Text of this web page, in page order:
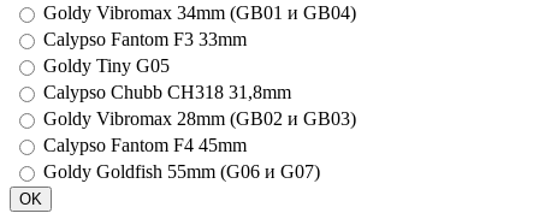
Goldy Vibromax 34mm (GB01 и GB04)
Calypso Fantom F3 33mm
Goldy Tiny G05
Calypso Chubb CH318 31,8mm
Goldy Vibromax 28mm (GB02 и GB03)
Calypso Fantom F4 45mm
Goldy Goldfish 55mm (G06 и G07)